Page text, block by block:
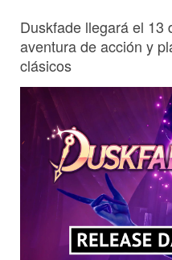
Duskfade llegará el 13
aventura de acción y
clásicos